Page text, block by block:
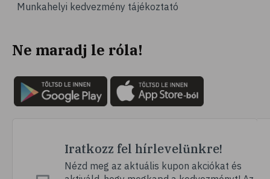
# hányinger
# túlsúly
# szabadidő
# lelki egyensúly
Munkahelyi kedvezmény tájékoztató
Ne maradj le róla!
Iratkozz fel hírlevelünkre!
Nézd meg az aktuális kupon akciókat és